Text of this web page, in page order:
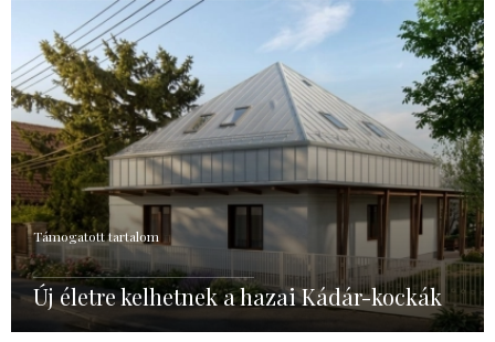
Támogatott tartalom
Új életre kelhetnek a hazai Kádár-kockák